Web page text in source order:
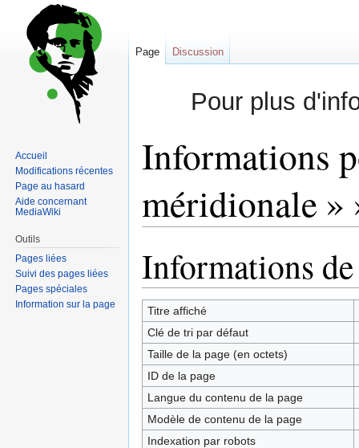
Pour plus
Informations
méridionale »
la
navigation
la
recherche
Informations de
Titre affiché
Clé de tri par défaut
Taille de la page (en octets)
ID de la page
Langue du contenu de la page
Modèle de contenu de la page
Indexation par robots
Page Discussion
Accueil
Modifications récentes
Page au hasard
Aide concernant
MediaWiki
Outils
Pages liées
Suivi des pages liées
Pages spéciales
Information sur la page